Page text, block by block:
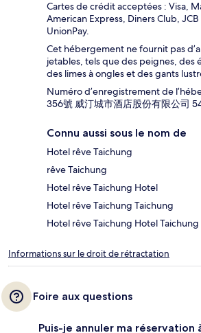
Cartes de crédit acceptées : Visa,
American Express, Diners Club,
UnionPay.
Cet hébergement ne fournit pas
jetables, tels que des peignes, des
des limes à ongles et des gants
Numéro d’enregistrement de
356號 威汀城市酒店股份有限公司
Connu aussi sous le nom de
Hotel rêve Taichung
rêve Taichung
Hotel rêve Taichung Hotel
Hotel rêve Taichung Taichung
Hotel rêve Taichung Hotel Taichung
Informations sur le droit de rétractation
Foire aux questions
Puis-je annuler ma